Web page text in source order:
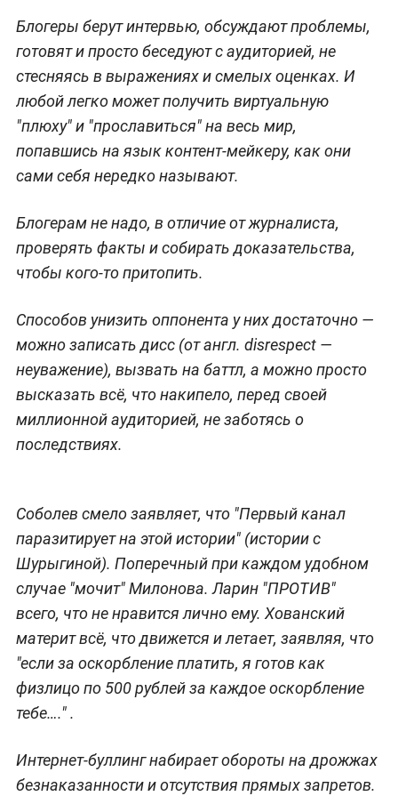
Блогеры берут интервью, обсуждают проблемы,
готовят и просто беседуют с аудиторией, не
стесняясь в выражениях и смелых оценках. И
любой легко может получить виртуальную
"плюху" и "прославиться" на весь мир,
попавшись на язык контент-мейкеру, как они
сами себя нередко называют.
Блогерам не надо, в отличие от журналиста,
проверять факты и собирать доказательства,
чтобы кого-то притопить.
Способов унизить оппонента у них достаточно —
можно записать дисс (от англ. disrespect —
неуважение), вызвать на баттл, а можно просто
высказать всё, что накипело, перед своей
миллионной аудиторией, не заботясь о
последствиях.
Соболев смело заявляет, что "Первый канал
паразитирует на этой истории" (истории с
Шурыгиной). Поперечный при каждом удобном
случае "мочит" Милонова. Ларин "ПРОТИВ"
всего, что не нравится лично ему. Хованский
материт всё, что движется и летает, заявляя, что
"если за оскорбление платить, я готов как
физлицо по 500 рублей за каждое оскорбление
тебе…." .
Интернет-буллинг набирает обороты на дрожжах
безнаказанности и отсутствия прямых запретов.